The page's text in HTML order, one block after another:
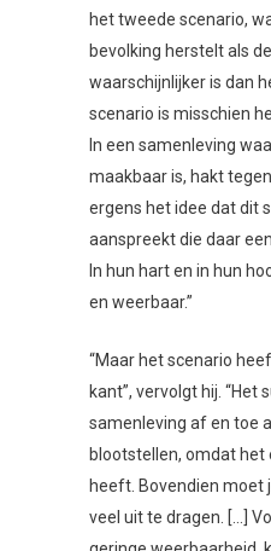
het tweede scenario,
bevolking herstelt als
waarschijnlijker is dan
scenario is misschien
In een samenleving
maakbaar is, hakt
ergens het idee dat dit
aanspreekt die daar
In hun hart en in hun
en weerbaar.”
“Maar het scenario
kant”, vervolgt hij. “Het
samenleving af en toe
blootstellen, omdat
heeft. Bovendien moet
veel uit te dragen. […]